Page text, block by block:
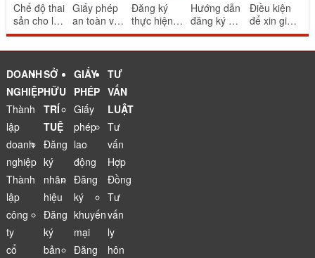
Chế độ thai
sản cho lao
động nữ
Giấy phép
an toàn vệ
sinh thực
ăn uống
Đăng ký
thực hiện
khuyến mại
Hướng dẫn
đăng ký và
thông báo
Điều kiện
để xin giấy
phép bể
DOANH
NGHIỆP
Thành
lập
doanh
nghiệp
Thành
lập
công
ty
cổ
SỞ
HỮU
TRÍ
TUỆ
Đăng
ký
nhãn
hiệu
Đăng
ký
bản
GIẤY
PHÉP
Giấy
phép
lao
động
Đăng
ký
khuyến
mại
Đăng
TƯ
VẤN
LUẬT
Tư
vấn
Hợp
Đồng
Tư
vấn
ly
hôn